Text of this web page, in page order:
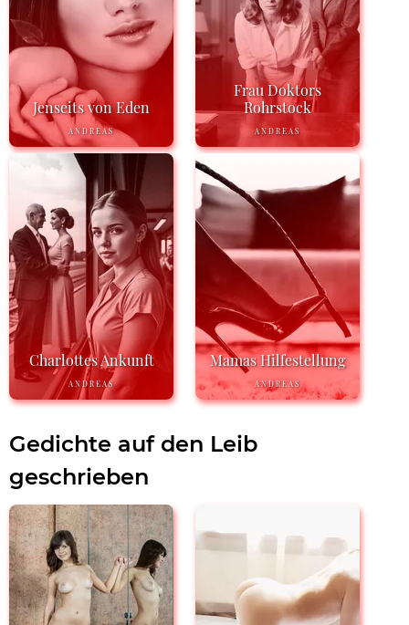
Jenseits von Eden
ANDREAS
Frau Doktors
Rohrstock
ANDREAS
Charlottes Ankunft
ANDREAS
Mamas Hilfestellung
ANDREAS
Gedichte auf den Leib
geschrieben